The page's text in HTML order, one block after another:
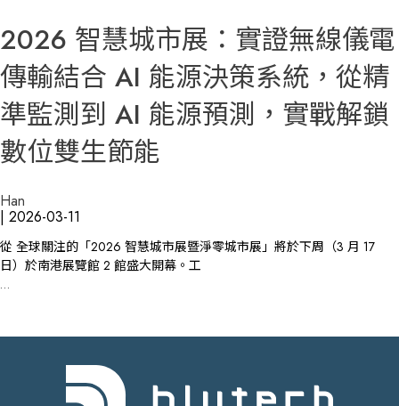
2026 智慧城市展：實證無線儀電
傳輸結合 AI 能源決策系統，從精
準監測到 AI 能源預測，實戰解鎖
數位雙生節能
Han
| 2026-03-11
從 全球關注的「2026 智慧城市展暨淨零城市展」將於下周（3 月 17
日）於南港展覽館 2 館盛大開幕。工
…